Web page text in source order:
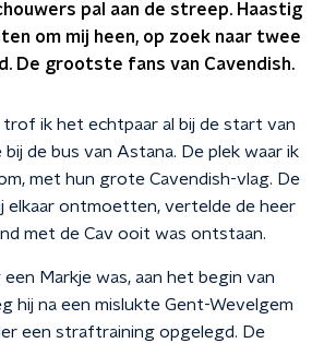
pal aan de streep. Haastig
om mij heen, op zoek naar twee
De grootste fans van Cavendish.
trof ik het echtpaar al bij de start van
de bus van Astana. De plek waar ik
met hun grote Cavendish-vlag. De
elkaar ontmoetten, vertelde de heer
met de Cav ooit was ontstaan.
Markje was, aan het begin van
hij na een mislukte Gent-Wevelgem
een straftraining opgelegd. De